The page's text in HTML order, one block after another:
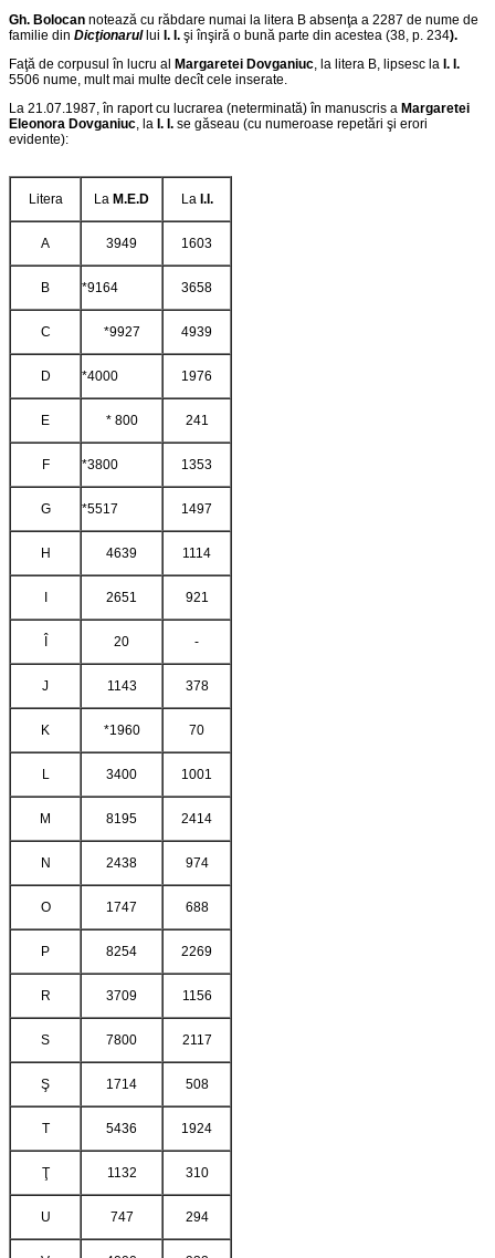
Gh. Bolocan notează cu răbdare numai la litera B absenţa a 2287 de nume de
familie din Dicţionarul lui I. I. şi înşiră o bună parte din acestea (38, p. 234).
Faţă de corpusul în lucru al Margaretei Dovganiuc, la litera B, lipsesc la I. I.
5506 nume, mult mai multe decît cele inserate.
La 21.07.1987, în raport cu lucrarea (neterminată) în manuscris a Margaretei
Eleonora Dovganiuc, la I. I. se găseau (cu numeroase repetări şi erori
evidente):
Litera La M.E.D La I.I.
A 3949 1603
B *9164 3658
C *9927 4939
D *4000 1976
E * 800 241
F *3800 1353
G *5517 1497
H 4639 1114
2651 921
20 -
J 1143 378
K *1960 70
L 3400 1001
M 8195 2414
N 2438 974
O 1747 688
P 8254 2269
R 3709 1156
S 7800 2117
Ş 1714 508
T 5436 1924
Ţ 1132 310
U 747 294